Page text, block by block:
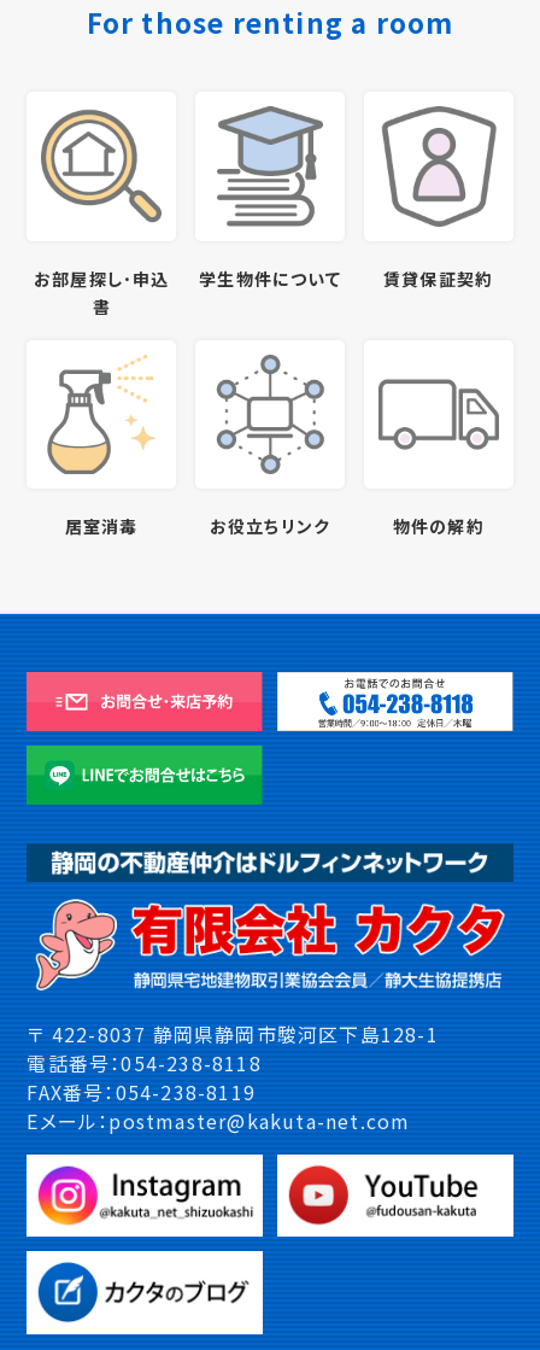
For those renting a room
お部屋探し･申込
書
学生物件について 賃貸保証契約
居室消毒 お役立ちリンク 物件の解約
〒 422-8037 静岡県静岡市駿河区下島128-1
電話番号：054-238-8118
FAX番号：054-238-8119
Eメール：postmaster@kakuta-net.com